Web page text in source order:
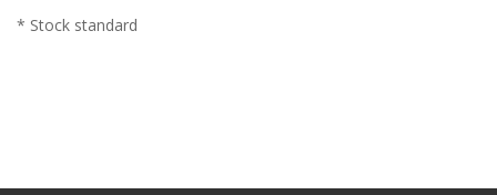
* Stock standard